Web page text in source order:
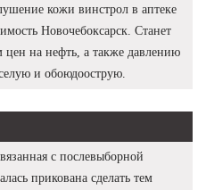
кожи винстрол в аптеке
Новочебоксарск. Станет
цен на нефть, а также давлению
и обоюдоострую.
с послевыборной
прикована сделать тем